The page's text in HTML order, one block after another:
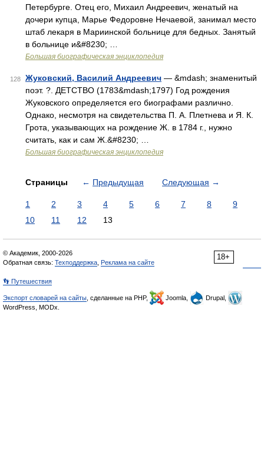
Петербурге. Отец его, Михаил Андреевич, женатый на
дочери купца, Марье Федоровне Нечаевой, занимал место
штаб лекаря в Мариинской больнице для бедных. Занятый
в больнице и&#8230; …
Большая биографическая энциклопедия
128 Жуковский, Василий Андреевич — &mdash; знаменитый
поэт. ?. ДЕТСТВО (1783&mdash;1797) Год рождения
Жуковского определяется его биографами различно.
Однако, несмотря на свидетельства П. А. Плетнева и Я. К.
Грота, указывающих на рождение Ж. в 1784 г., нужно
считать, как и сам Ж.&#8230; …
Большая биографическая энциклопедия
Страницы ← Предыдущая Следующая →
1 2 3 4 5 6 7 8
9
10
11 12 13
18+
© Академик, 2000-2026
Обратная связь: Техподдержка Реклама на сайте
👣 Путешествия
Экспорт словарей на сайты , сделанные на PHP, Joomla,
Drupal,
WordPress, MODx.